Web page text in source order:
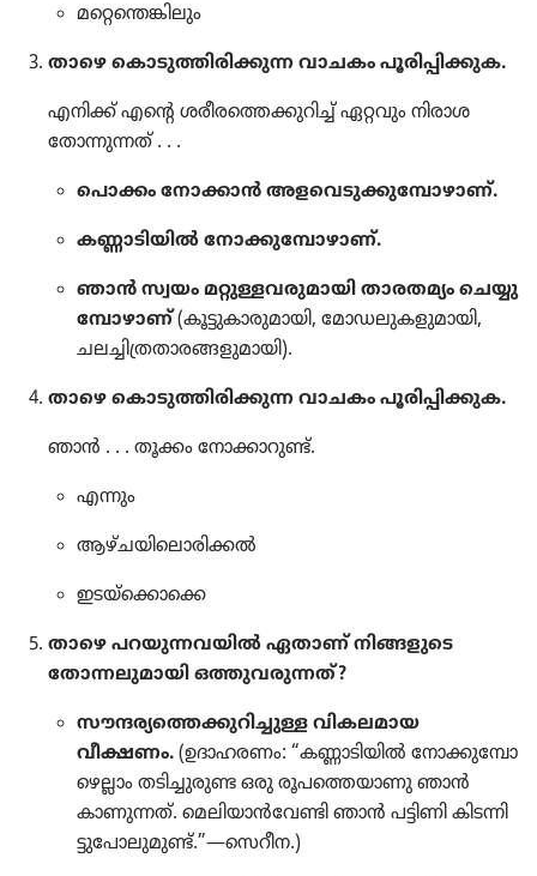
മറ്റെന്തെങ്കിലും
താഴെ കൊടു​ത്തി​രി​ക്കു​ന്ന വാചകം പൂരി​പ്പി​ക്കു​ക.
എനിക്ക്‌ എന്റെ ശരീര​ത്തെ​ക്കു​റിച്ച്‌ ഏറ്റവും നിരാശ
തോന്നു​ന്നത്‌ . . .
പൊക്കം നോക്കാൻ അളവെ​ടു​ക്കു​മ്പോ​ഴാണ്‌.
കണ്ണാടി​യിൽ നോക്കു​മ്പോ​ഴാണ്‌.
ഞാൻ സ്വയം മറ്റുള്ള​വ​രു​മാ​യി താരത​മ്യം ചെയ്യു​
മ്പോ​ഴാണ്‌(കൂട്ടു​കാ​രു​മാ​യി, മോഡ​ലു​ക​ളു​മാ​യി,
ചലച്ചി​ത്ര​താ​ര​ങ്ങ​ളു​മാ​യി).
താഴെ കൊടു​ത്തി​രി​ക്കു​ന്ന വാചകം പൂരി​പ്പി​ക്കു​ക.
ഞാൻ . . . തൂക്കം നോക്കാ​റുണ്ട്‌.
എന്നും
ആഴ്‌ചയിലൊരിക്കൽ
ഇടയ്‌ക്കൊക്കെ
താഴെ പറയു​ന്ന​വ​യിൽ ഏതാണ്‌ നിങ്ങളു​ടെ
തോന്ന​ലു​മാ​യി ഒത്തുവ​രു​ന്നത്‌?
സൗന്ദര്യ​ത്തെ​ക്കു​റി​ച്ചുള്ള വികല​മാ​യ
വീക്ഷണം. (ഉദാഹ​ര​ണം: “കണ്ണാടി​യിൽ നോക്കു​മ്പോ​
ഴെ​ല്ലാം തടിച്ചു​രു​ണ്ട ഒരു രൂപ​ത്തെ​യാ​ണു ഞാൻ
കാണു​ന്നത്‌. മെലി​യാൻവേ​ണ്ടി ഞാൻ പട്ടിണി കിടന്നി​
ട്ടു​പോ​ലു​മുണ്ട്‌.”—സെറീന.)